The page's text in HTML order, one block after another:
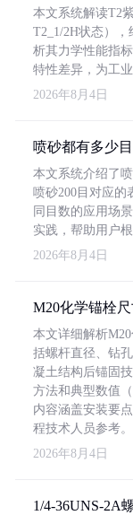
本文系统解读T2
T2_1/2H状态），
析其力学性能指
特性差异，为工
2026年8月4日
喷砂都有多少目
本文系统介绍了
喷砂200目对应的
同目数的应用场
实践，帮助用户
2026年8月4日
M20化学锚栓
本文详细解析
括螺杆直径、钻
凝土结构后锚固
方法和典型数值
内容涵盖安装要
程技术人员参考。
2026年8月4日
1/4-36UNS-2A